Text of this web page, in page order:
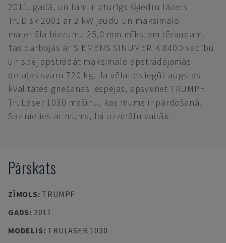
2011. gadā, un tam ir izturīgs šķiedru lāzers
TruDisk 2001 ar 2 kW jaudu un maksimālo
materiāla biezumu 25,0 mm mīkstam tēraudam.
Tas darbojas ar SIEMENS SINUMERIK 840D vadību
un spēj apstrādāt maksimālo apstrādājamās
detaļas svaru 720 kg. Ja vēlaties iegūt augstas
kvalitātes griešanas iespējas, apsveriet TRUMPF
TruLaser 1030 mašīnu, kas mums ir pārdošanā.
Sazinieties ar mums, lai uzzinātu vairāk.
Pārskats
ZĪMOLS: TRUMPF
GADS: 2011
MODELIS: TRULASER 1030